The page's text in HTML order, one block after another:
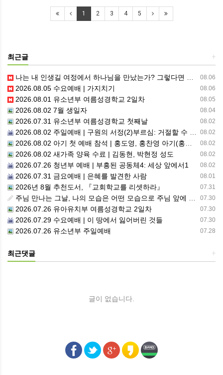
1 2 3 4 5
+
최근글
08.06
나는 내 인생길 여정에서 하나님을 만났는가? 그렇다면 나의 삶은 어떠한가? 자신을 돌아 봅니다.
08.06
2026.08.05 수요예배 | 가지치기
08.05
2026.08.01 유소년부 여름성경학교 2일차
08.04
2026.08.02 7월 생일자
08.02
2026.07.31 유소년부 여름성경학교 첫째날
08.02
2026.08.02 주일예배 | 구원의 서정(2)부르심: 거절할 수 없는 은혜의 시작
08.02
2026.08.02 아기 첫 예배 참석 | 홍도영, 홍찬영 아기(홍석진, 임자현 집사 가정)
08.02
2026.08.02 새가족 양육 수료 | 김동현, 박현정 성도
08.02
2026.07.26 청년부 예배 | 부흥된 공동체4: 세상 앞에서1
08.01
2026.07.31 금요예배 | 은혜를 발견한 사람
07.31
2026년 8월 추천도서, 『교회학교를 리셋하라』
07.30
주님 만나는 그날, 나의 모습은 어떤 모습으로 주님 앞에 서게 될까 ??????
07.30
2026.07.26 유아유치부 여름성경학교 2일차
07.30
2026.07.29 수요예배 | 이 땅에서 잃어버린 것들
07.28
2026.07.26 유소년부 주일예배
+
최근댓글
글이 없습니다.